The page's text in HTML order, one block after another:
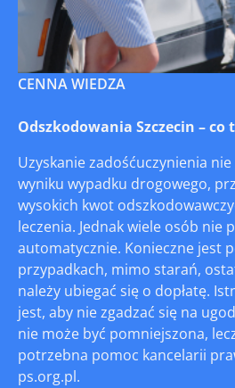
CENNA WIEDZA
Odszkodowania Szczecin – co
Uzyskanie zadośćuczynienia
wyniku wypadku drogowego,
wysokich kwot
leczenia. Jednak wiele osób nie
automatycznie. Konieczne jest
przypadkach, mimo starań,
należy ubiegać się o dopłatę.
jest, aby nie zgadzać się na
nie może być pomniejszona,
potrzebna pomoc kancelarii
ps.org.pl.